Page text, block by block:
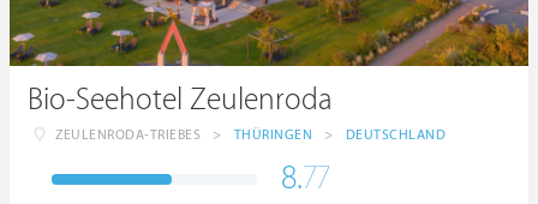
Bio-Seehotel Zeulenroda
ZEULENRODA-TRIEBES > THÜRINGEN > DEUTSCHLAND
8.77